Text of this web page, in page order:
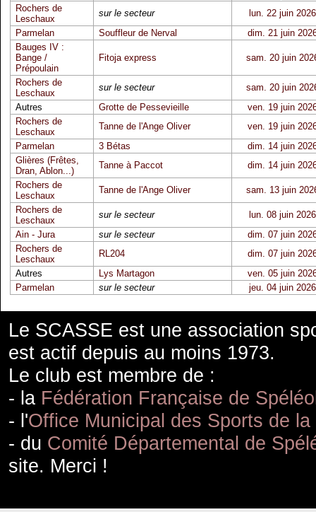
Rochers de
Leschaux
sur le secteur
lun. 22 juin 2026
Parmelan
Souffleur de Nerval
dim. 21 juin
Bauges IV :
Bange /
Prépoulain
Fitoja express sam. 20 juin
Rochers de
Leschaux
sur le secteur
sam. 20 juin
Autres
Grotte de Pessevieille
ven. 19 juin
Rochers de
Leschaux
Tanne de l'Ange Oliver
ven. 19 juin
Parmelan
3 Bétas
dim. 14 juin
Glières (Frêtes,
Dran, Ablon...)
Tanne à Paccot
dim. 14 juin
Rochers de
Leschaux
Tanne de l'Ange Oliver
sam. 13 juin
Rochers de
Leschaux
sur le secteur
lun. 08 juin 2026
Ain - Jura
sur le secteur
dim. 07 juin
Rochers de
Leschaux
RL204
dim. 07 juin
Autres
Lys Martagon
ven. 05 juin
Parmelan
sur le secteur jeu. 04 juin 2026
Le SCASSE est une association
est actif depuis au moins 1973.
Le club est membre de :
- la Fédération Française de
- l'Office Municipal des Sports de
- du Comité Départemental de
site. Merci !